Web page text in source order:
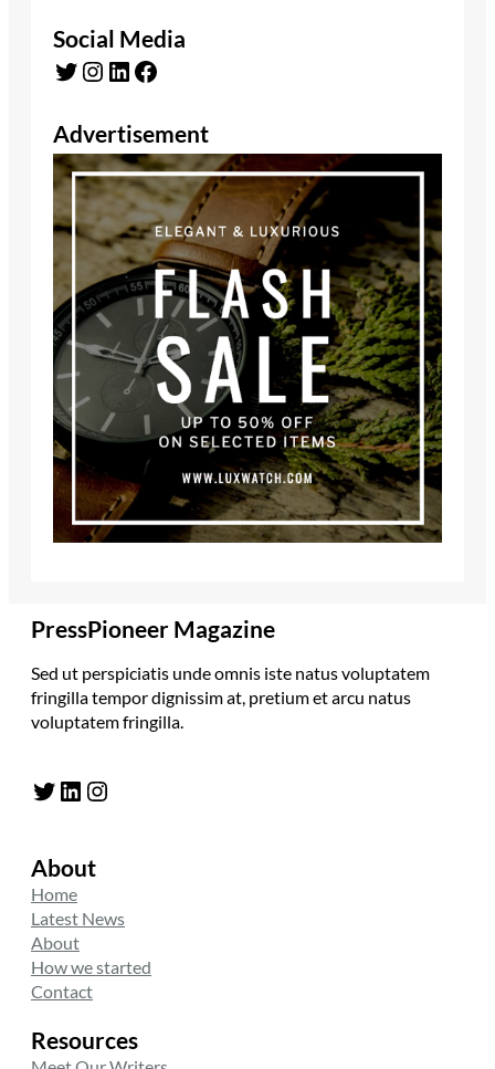
Social Media
Twitter Instagram LinkedIn Facebook
Advertisement
PressPioneer Magazine
Sed ut perspiciatis unde omnis iste natus voluptatem
fringilla tempor dignissim at, pretium et arcu natus
voluptatem fringilla.
Twitter LinkedIn Instagram
About
Home
Latest News
About
How we started
Contact
Resources